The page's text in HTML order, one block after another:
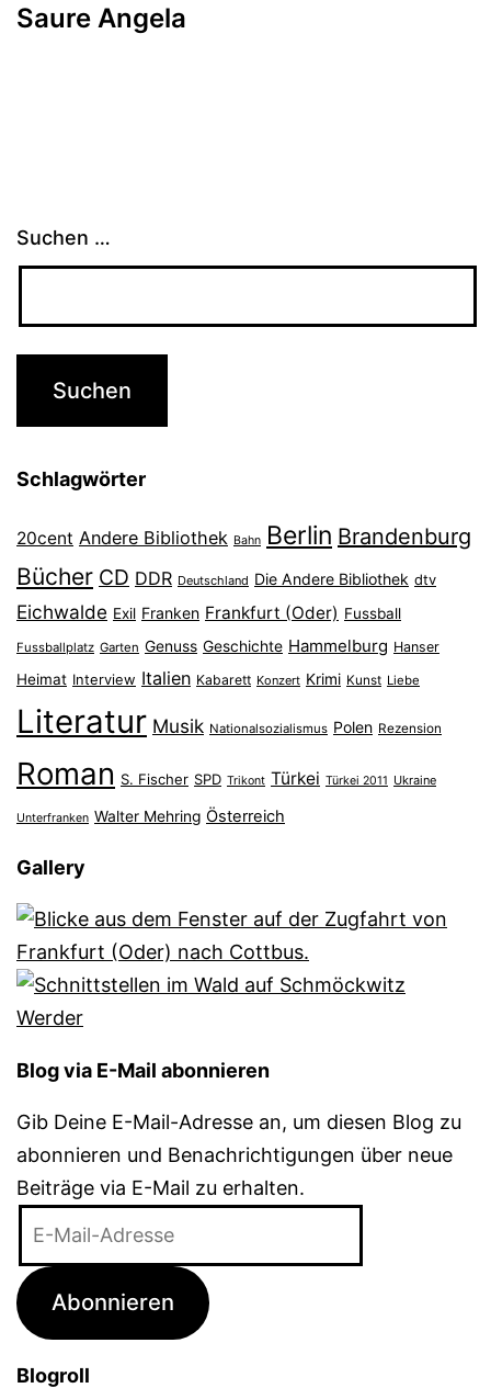
Saure Angela
Suchen …
Schlagwörter
20cent Andere Bibliothek Bahn Berlin Brandenburg
Bücher CD DDR Deutschland Die Andere Bibliothek dtv
Eichwalde Exil Franken Frankfurt (Oder) Fussball
Fussballplatz Garten Genuss Geschichte Hammelburg Hanser
Heimat Interview Italien Kabarett Konzert Krimi Kunst Liebe
Literatur Musik Nationalsozialismus Polen Rezension
Roman S. Fischer SPD Trikont Türkei Türkei 2011 Ukraine
Unterfranken Walter Mehring Österreich
Gallery
Blog via E-Mail abonnieren
Gib Deine E-Mail-Adresse an, um diesen Blog zu
abonnieren und Benachrichtigungen über neue
Beiträge via E-Mail zu erhalten.
Adresse
Abonnieren
Blogroll